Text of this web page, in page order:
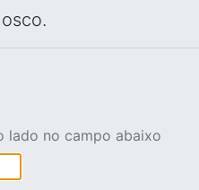
lado no campo abaixo